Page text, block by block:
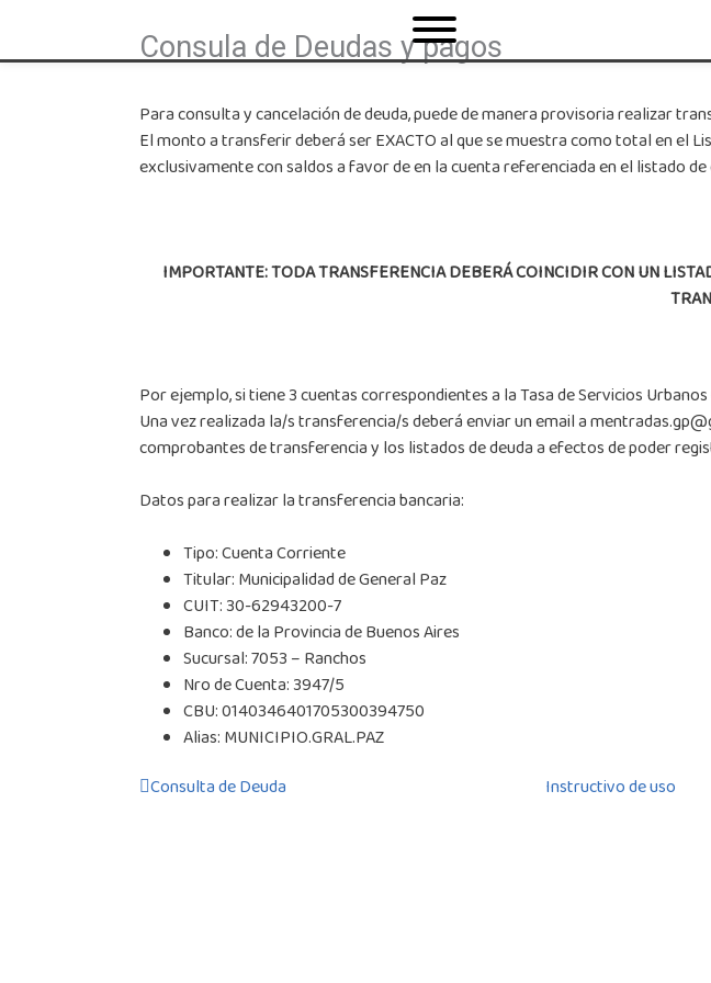
Consula de Deudas y pagos
Para consulta y cancelación de deuda, puede de manera provisoria realizar
El monto a transferir deberá ser EXACTO al que se muestra como total en el
exclusivamente con saldos a favor de en la cuenta referenciada en el listado de
IMPORTANTE: TODA TRANSFERENCIA DEBERÁ COINCIDIR CON UN
Por ejemplo, si tiene 3 cuentas correspondientes a la Tasa de Servicios
Una vez realizada la/s transferencia/s deberá enviar un email a
comprobantes de transferencia y los listados de deuda a efectos de poder
Datos para realizar la transferencia bancaria:
Tipo: Cuenta Corriente
Titular: Municipalidad de General Paz
CUIT: 30-62943200-7
Banco: de la Provincia de Buenos Aires
Sucursal: 7053 – Ranchos
Nro de Cuenta: 3947/5
CBU: 0140346401705300394750
Alias: MUNICIPIO.GRAL.PAZ
Consulta de Deuda
Instructivo de uso